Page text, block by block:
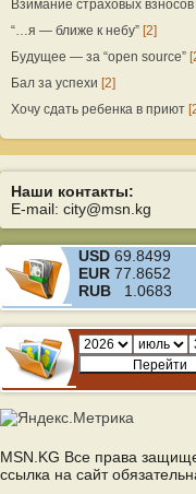
Взимание страховых
“…я — ближе к небу” [2]
Будущее — за “open source”
Бал за успехи [2]
Хочу сдать ребенка в приют
Наши контакты:
E-mail: city@msn.kg
USD 69.8499
EUR 77.8652
RUB 1.0683
MSN.KG Все права
ссылка на сайт